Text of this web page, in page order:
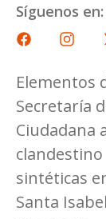
Síguenos en:
Elementos
Secretaría
Ciudadana
sintéticas
Santa